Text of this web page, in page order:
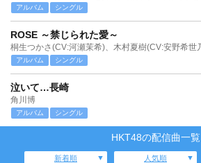
アルバム シングル
ROSE ～禁じられた愛～
アルバム シングル
泣いて…長崎
角川博
アルバム シングル
HKT48の配信曲一覧
新着順 人気順